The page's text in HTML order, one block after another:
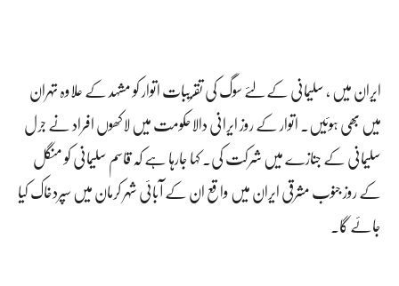
ایران میں ، سلیمانی کے لئے سوگ کی تقریبات اتوار کو مشہد کے علاوہ تہران
میں بھی ہوئیں۔ اتوار کے روز ایرانی دالاحکومت میں لاکھوں افراد نے جرل
سلیمانی کے جنازے میں شرکت کی۔ کہا جارہا ہے کہ قاسم سلیمانی کو منگل
کے روز جنوب مشرقی ایران میں واقع ان کے آبائی شہر کرمان میں سپردخاک کیا
جائے گا۔